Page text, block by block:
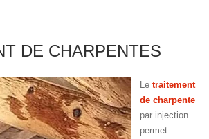
DE CHARPENTES
Le traitement
de charpente
par injection
permet